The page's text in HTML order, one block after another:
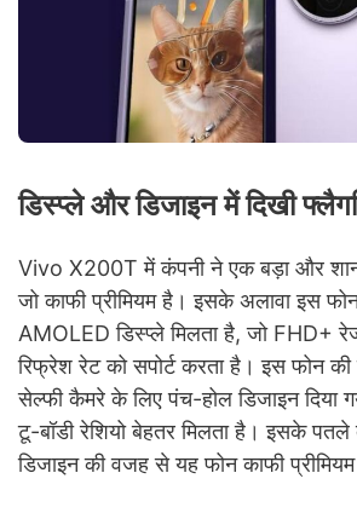
डिस्प्ले और डिजाइन में दिखी
Vivo X200T में कंपनी ने एक बड़ा और
जो काफी प्रीमियम है। इसके अलावा इस
AMOLED डिस्प्ले मिलता है, जो FHD+
रिफ्रेश रेट को सपोर्ट करता है। इस फोन
सेल्फी कैमरे के लिए पंच-होल डिजाइन दिया
टू-बॉडी रेशियो बेहतर मिलता है। इसके
डिजाइन की वजह से यह फोन काफी